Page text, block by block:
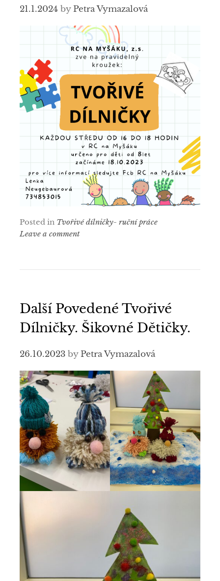
21.1.2024 byPetra Vymazalová
Posted in Tvořivé dílničky- ruční práce
Leave a comment
Další Povedené Tvořivé
Dílničky. Šikovné Dětičky.
26.10.2023 byPetra Vymazalová